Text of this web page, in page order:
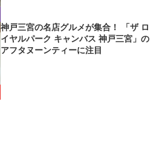
神戸三宮の名店グルメが集合！ 「ザ ロ
イヤルパーク キャンバス 神戸三宮」の
アフタヌーンティーに注目